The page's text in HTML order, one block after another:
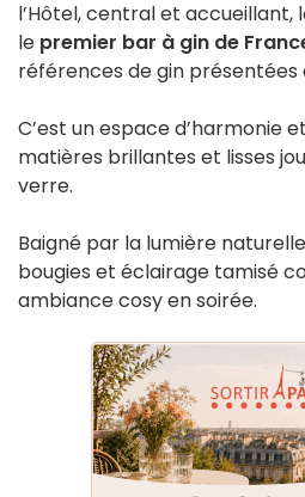
l’Hôtel, central et accueillant,
le premier bar à gin de
références de gin présentées
C’est un espace d’harmonie
matières brillantes et lisses
verre.
Baigné par la lumière
bougies et éclairage tamisé
ambiance cosy en soirée.